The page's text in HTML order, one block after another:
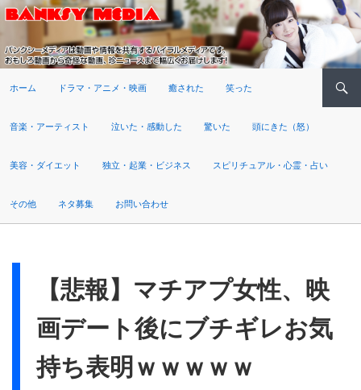
ホーム ドラマ・アニメ・映画 癒された 笑った
音楽・アーティスト 泣いた・感動した 驚いた 頭にきた（怒）
美容・ダイエット 独立・起業・ビジネス スピリチュアル・心霊・占い
その他 ネタ募集 お問い合わせ
【悲報】マチアプ女性、映
画デート後にブチギレお気
持ち表明ｗｗｗｗｗ